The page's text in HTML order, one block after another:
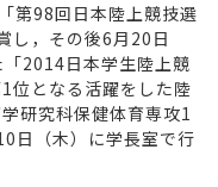
第98回日本陸上競技選
し，その後6月20日
「2014日本学生陸上競
位となる活躍をした陸
研究科保健体育専攻1
日（木）に学長室で行